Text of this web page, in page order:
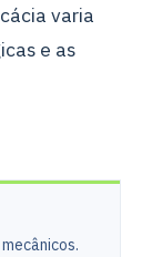
varia
e as